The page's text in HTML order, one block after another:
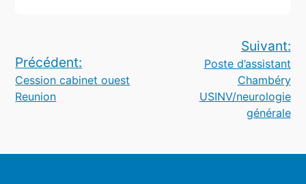
de
l’article
Précédent:
Cession cabinet ouest
Reunion
Suivant:
Poste d’assistant
Chambéry
USINV/neurologie
générale